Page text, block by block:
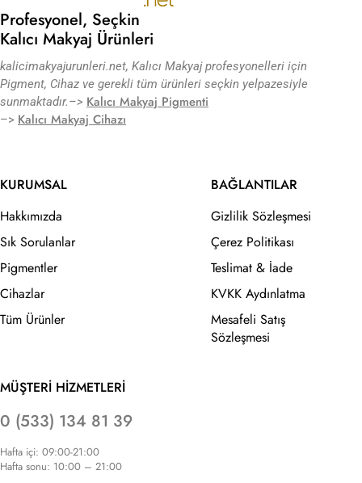
Profesyonel, Seçkin
Kalıcı Makyaj Ürünleri
kalicimakyajurunleri.net, Kalıcı Makyaj profesyonelleri için
Pigment, Cihaz ve gerekli tüm ürünleri seçkin yelpazesiyle
sunmaktadır.–> Kalıcı Makyaj Pigmenti
–> Kalıcı Makyaj Cihazı
KURUMSAL
Hakkımızda
Sık Sorulanlar
Pigmentler
Cihazlar
Tüm Ürünler
BAĞLANTILAR
Gizlilik Sözleşmesi
Çerez Politikası
Teslimat & İade
KVKK Aydınlatma
Mesafeli Satış
Sözleşmesi
MÜŞTERİ HİZMETLERİ
0 (533) 134 81 39
Hafta içi: 09:00-21:00
Hafta sonu: 10:00 – 21:00